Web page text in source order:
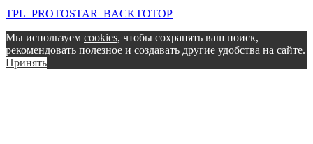
TPL_PROTOSTAR_BACKTOTOP
Мы используем cookies, чтобы сохранять ваш поиск,
рекомендовать полезное и создавать другие удобства на сайте.
Принять